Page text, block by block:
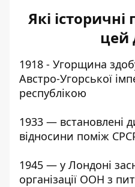
Які історичні
цей
1918 - Угорщина
Австро-Угорської
республікою
1933 — встановлені
відносини поміж
1945 — у Лондоні
організації ООН з